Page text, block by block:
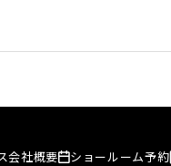
会社概要 ショールーム予約